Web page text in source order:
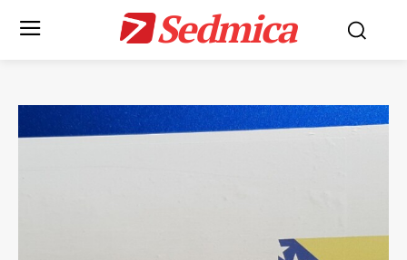
Sedmica